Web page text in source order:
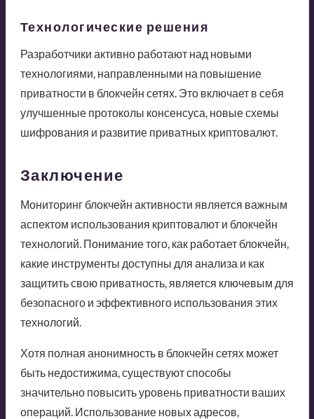
Технологические решения
Разработчики активно работают над новыми
технологиями, направленными на повышение
приватности в блокчейн сетях. Это включает в себя
улучшенные протоколы консенсуса, новые схемы
шифрования и развитие приватных криптовалют.
Заключение
Мониторинг блокчейн активности является важным
аспектом использования криптовалют и блокчейн
технологий. Понимание того, как работает блокчейн,
какие инструменты доступны для анализа и как
защитить свою приватность, является ключевым для
безопасного и эффективного использования этих
технологий.
Хотя полная анонимность в блокчейн сетях может
быть недостижима, существуют способы
значительно повысить уровень приватности ваших
операций. Использование новых адресов,